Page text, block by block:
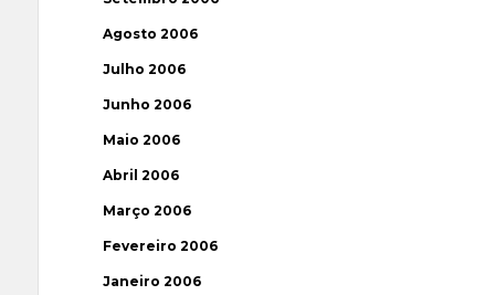
Agosto 2006
Julho 2006
Junho 2006
Maio 2006
Abril 2006
Março 2006
Fevereiro 2006
Janeiro 2006